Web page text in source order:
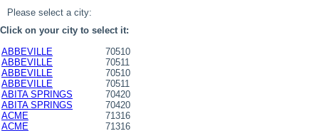
Please select a city:
Click on your city to select it:
ABBEVILLE
70510
ABBEVILLE
70511
ABBEVILLE
70510
ABBEVILLE
70511
ABITA SPRINGS
70420
ABITA SPRINGS
70420
ACME
71316
ACME
71316